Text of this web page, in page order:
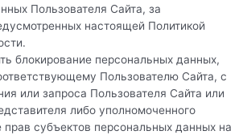
Пользователя Сайта, за
настоящей Политикой
блокирование персональных данных,
Пользователю Сайта, с
или запроса Пользователя Сайта или
либо уполномоченного
прав субъектов персональных данных на